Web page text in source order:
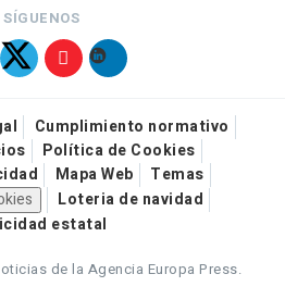
SÍGUENOS
Cumplimiento normativo
Política de Cookies
Mapa Web
Temas
Loteria de navidad
estatal
de la Agencia Europa Press.